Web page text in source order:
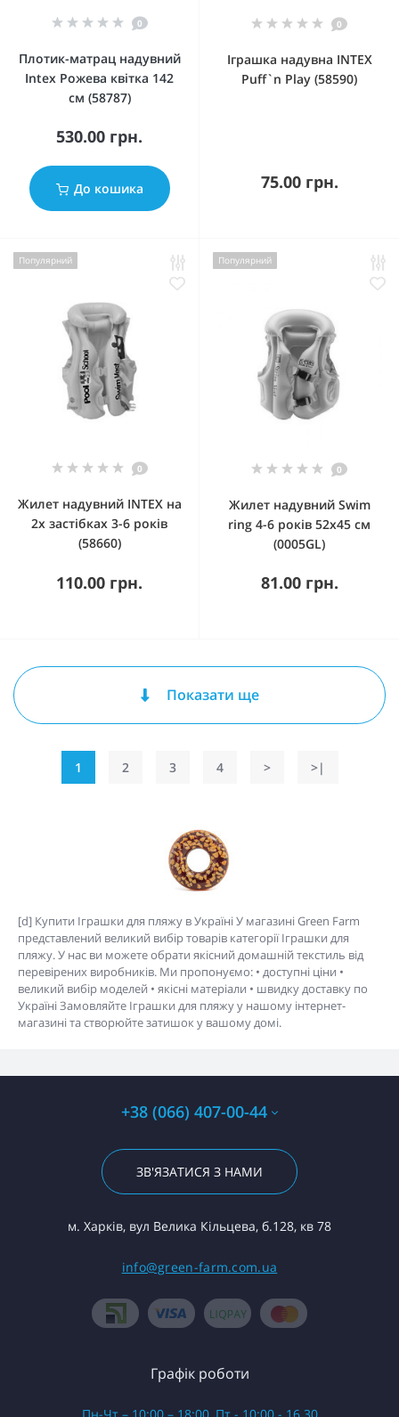
0
Плотик-матрац надувний
Intex Рожева квітка 142
см (58787)
530.00 грн.
До кошика
0
Іграшка надувна INTEX
Puff`n Play (58590)
75.00 грн.
Популярний
0
Жилет надувний INTEX на
2х застібках 3-6 років
(58660)
110.00 грн.
Популярний
0
Жилет надувний Swim
ring 4-6 років 52х45 см
(0005GL)
81.00 грн.
Показати ще
1 2 3 4 > >|
[d] Купити Іграшки для пляжу в Україні У магазині Green Farm
представлений великий вибір товарів категорії Іграшки для
пляжу. У нас ви можете обрати якісний домашній текстиль від
перевірених виробників. Ми пропонуємо: • доступні ціни •
великий вибір моделей • якісні матеріали • швидку доставку по
Україні Замовляйте Іграшки для пляжу у нашому інтернет-
магазині та створюйте затишок у вашому домі.
+38 (066) 407-00-44
ЗВ'ЯЗАТИСЯ З НАМИ
м. Харків, вул Велика Кільцева, б.128, кв 78
info@green-farm.com.ua
Графік роботи